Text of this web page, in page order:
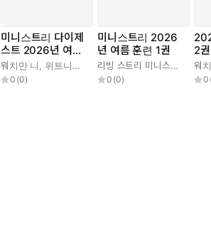
미니스트리 다이제
스트 2026년 여름
훈련 1권
워치만 니 위트니스 리
0 (0)
미니스트리 2026
년 여름 훈련 1권
리빙 스트리 미니스트리 편집부
0 (0)
2권
워
0